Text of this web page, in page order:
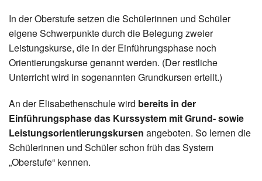
In der Oberstufe setzen die Schülerinnen und Schüler
eigene Schwerpunkte durch die Belegung zweier
Leistungskurse, die in der Einführungsphase noch
Orientierungskurse genannt werden. (Der restliche
Unterricht wird in sogenannten Grundkursen erteilt.)
An der Elisabethenschule wird bereits in der
Einführungsphase das Kurssystem mit Grund- sowie
Leistungsorientierungskursen angeboten. So lernen die
Schülerinnen und Schüler schon früh das System
„Oberstufe“ kennen.